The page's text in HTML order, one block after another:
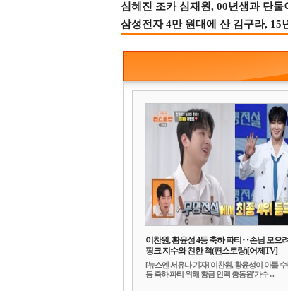
심혜진 조카 심재원, 00년생과 단
삼성전자 4만 원대에 산 김구라, 15
이찬원, 황윤성 4등 축하 파티‥손님 모으
핑크 지수와 친한 척(편스토랑)[어제TV]
[뉴스엔 서유나 기자]'이찬원, 황윤성이 아들
등 축하 파티 위해 황금 인맥 총동원'가수 ...